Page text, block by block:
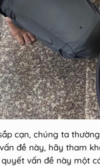
cạn, chúng ta
đề này, hãy tham
vấn đề này một